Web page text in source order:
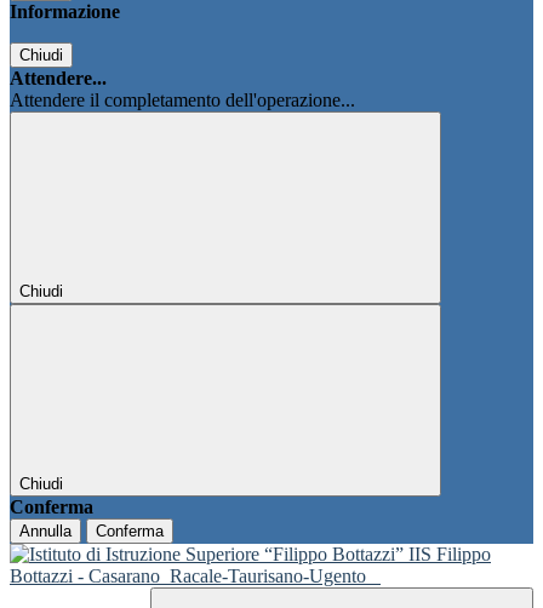
Informazione
Chiudi
Attendere...
Attendere il completamento dell'operazione...
Chiudi
Chiudi
Conferma
Annulla Conferma
IIS Filippo
Bottazzi - Casarano Racale-Taurisano-Ugento